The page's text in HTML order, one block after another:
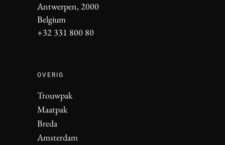
Antwerpen, 2000
Belgium
+32 331 800 80
OVERIG
Trouwpak
Maatpak
Breda
Amsterdam